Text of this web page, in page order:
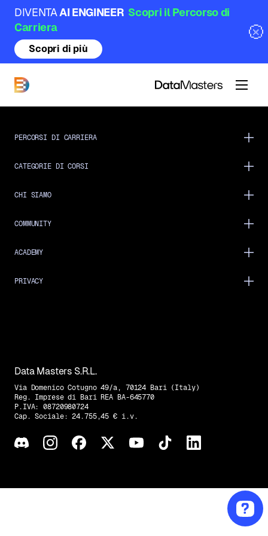
DIVENTAAI ENGINEER Scopri il Percorso di
Carriera
Scopri di più
DataMasters
PERCORSI DI CARRIERA
CATEGORIE DI CORSI
CHI SIAMO
COMMUNITY
ACADEMY
PRIVACY
Data Masters S.R.L.
Via Domenico Cotugno 49/a, 70124 Bari (Italy)
Reg. Imprese di Bari REA BA-645770
P.IVA: 08720980724
Cap. Sociale: 24.755,45 € i.v.
Trovaci su